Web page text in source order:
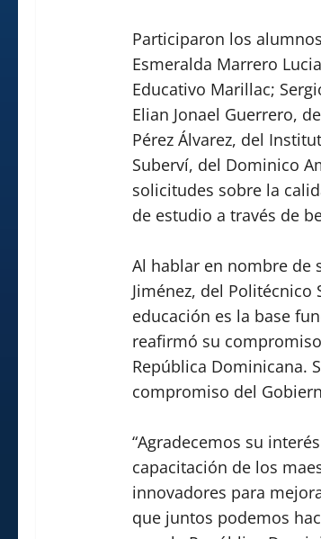
Participaron los
Esmeralda Marrero
Educativo Marillac;
Elian Jonael Guerrero,
Pérez Álvarez, del
Suberví, del Dominico
solicitudes sobre la
de estudio a través de
Al hablar en nombre de
Jiménez, del Politécnico
educación es la base
reafirmó su
República Dominicana.
compromiso del
“Agradecemos su
capacitación de los
innovadores para
que juntos podemos